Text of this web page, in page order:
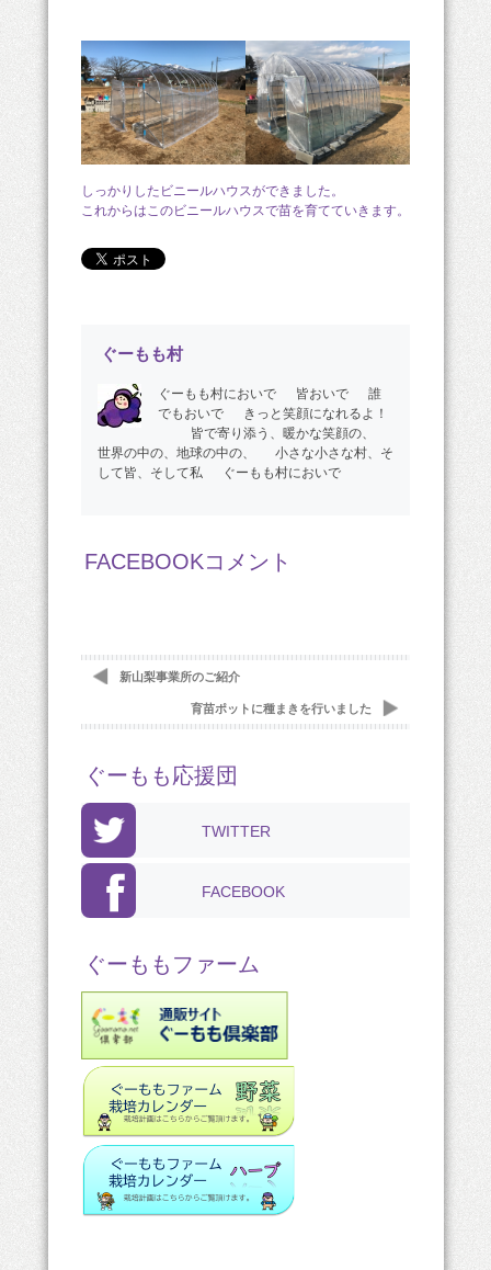
しっかりしたビニールハウスができました。
これからはこのビニールハウスで苗を育てていきます。
ぐーもも村
ぐーもも村においで 皆おいで 誰
でもおいで きっと笑顔になれるよ！
皆で寄り添う、暖かな笑顔の、
世界の中の、地球の中の、 小さな小さな村、そ
して皆、そして私 ぐーもも村においで
FACEBOOKコメント
新山梨事業所のご紹介
育苗ポットに種まきを行いました
ぐーもも応援団
TWITTER
FACEBOOK
ぐーももファーム